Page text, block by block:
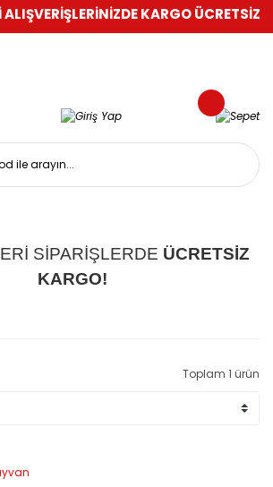
KARGO ÜCRETSİZ!
SİPARİŞLERDE ÜCRETSİZ
KARGO!
Toplam 1 ürün